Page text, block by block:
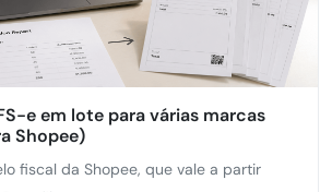
e em lote para várias marcas
Shopee)
fiscal da Shopee, que vale a partir